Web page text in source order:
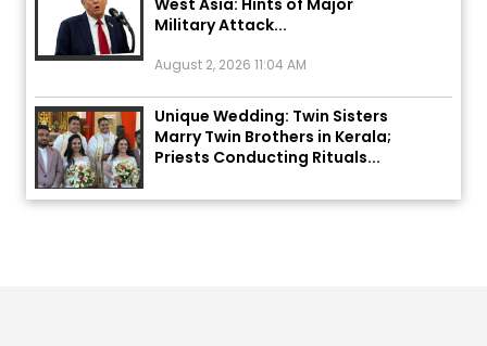
Military Attack...
Unique Wedding: Twin Sisters
Marry Twin Brothers in Kerala;
Priests Conducting Rituals...